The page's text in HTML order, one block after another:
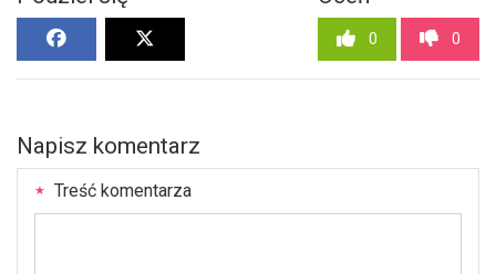
0 0
Napisz komentarz
Treść komentarza